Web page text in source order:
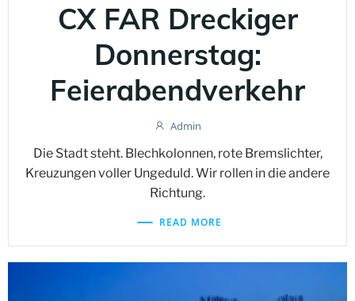
CX FAR Dreckiger
Donnerstag:
Feierabendverkehr
Admin
Die Stadt steht. Blechkolonnen, rote Bremslichter,
Kreuzungen voller Ungeduld. Wir rollen in die andere
Richtung.
READ MORE